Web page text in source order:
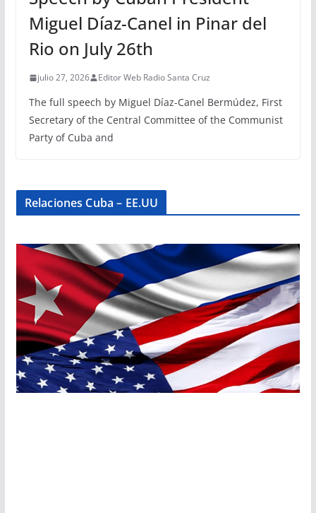
Miguel Díaz-Canel in Pinar del
Rio on July 26th
julio 27, 2026 Editor Web Radio Santa Cruz
The full speech by Miguel Díaz-Canel Bermúdez, First
Secretary of the Central Committee of the Communist
Party of Cuba and
Relaciones Cuba – EE.UU